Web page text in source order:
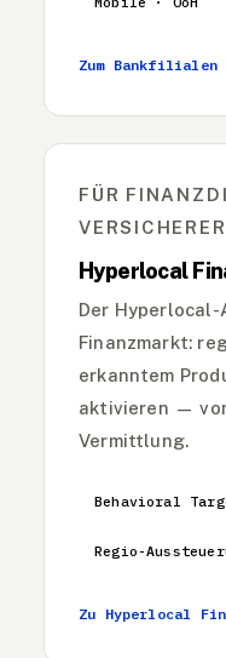
Zum Bankfilialen
FÜR
VERSICHERER
Hyperlocal
Der
Finanzmarkt:
erkanntem
aktivieren —
Vermittlung.
Behavioral
Regio-
Zu Hyperlocal